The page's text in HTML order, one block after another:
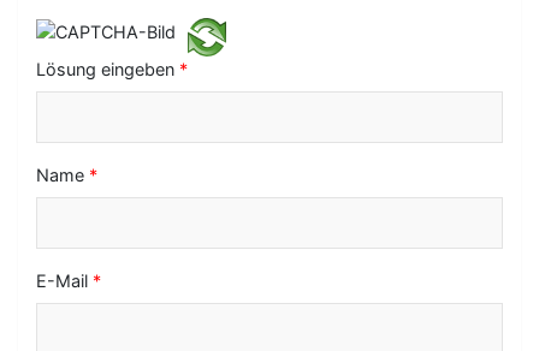
oLösung eingeben *
Name *
E-Mail *